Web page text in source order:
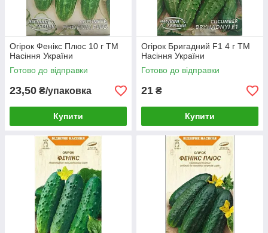
Огірок Фенікс Плюс 10 г ТМ
Насіння України
Готово до відправки
23,50 ₴/упаковка
Купити
Огірок Бригадний F1 4 г ТМ
Насіння України
Готово до відправки
21 ₴
Купити